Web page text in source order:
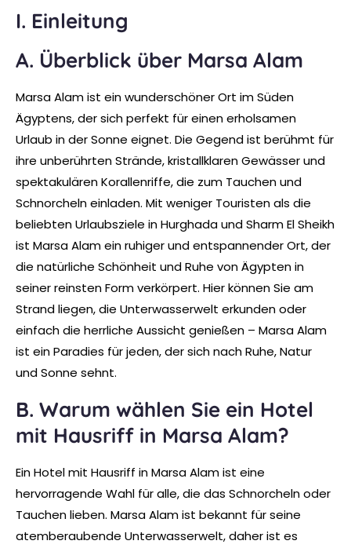
I. Einleitung
A. Überblick über Marsa Alam
Marsa Alam ist ein wunderschöner Ort im Süden
Ägyptens, der sich perfekt für einen erholsamen
Urlaub in der Sonne eignet. Die Gegend ist berühmt für
ihre unberührten Strände, kristallklaren Gewässer und
spektakulären Korallenriffe, die zum Tauchen und
Schnorcheln einladen. Mit weniger Touristen als die
beliebten Urlaubsziele in Hurghada und Sharm El Sheikh
ist Marsa Alam ein ruhiger und entspannender Ort, der
die natürliche Schönheit und Ruhe von Ägypten in
seiner reinsten Form verkörpert. Hier können Sie am
Strand liegen, die Unterwasserwelt erkunden oder
einfach die herrliche Aussicht genießen – Marsa Alam
ist ein Paradies für jeden, der sich nach Ruhe, Natur
und Sonne sehnt.
B. Warum wählen Sie ein Hotel
mit Hausriff in Marsa Alam?
Ein Hotel mit Hausriff in Marsa Alam ist eine
hervorragende Wahl für alle, die das Schnorcheln oder
Tauchen lieben. Marsa Alam ist bekannt für seine
atemberaubende Unterwasserwelt, daher ist es